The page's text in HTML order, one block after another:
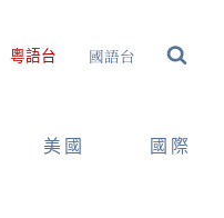
粵語台 國語台
美國 國際